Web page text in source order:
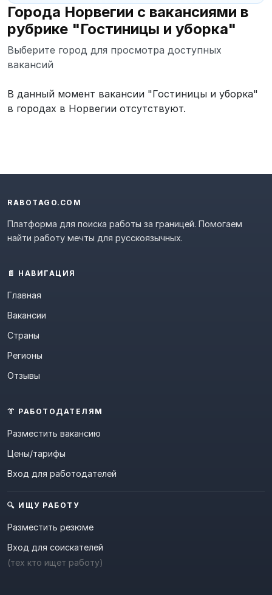
Города Норвегии с вакансиями в
рубрике "Гостиницы и уборка"
Выберите город для просмотра доступных
вакансий
В данный момент вакансии "Гостиницы и уборка"
в городах в Норвегии отсутствуют.
RABOTAGO.COM
Платформа для поиска работы за границей. Помогаем
найти работу мечты для русскоязычных.
📄 НАВИГАЦИЯ
Главная
Вакансии
Страны
Регионы
Отзывы
👔 РАБОТОДАТЕЛЯМ
Разместить вакансию
Цены/тарифы
Вход для работодателей
🔍 ИЩУ РАБОТУ
Разместить резюме
Вход для соискателей
(тех кто ищет работу)